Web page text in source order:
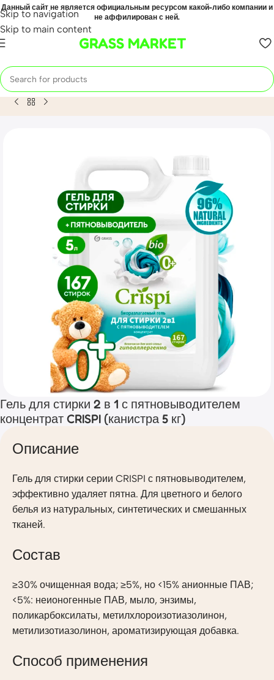
Skip to navigation
Skip to main content
Данный сайт не является официальным ресурсом какой-либо компании и
не аффилирован с ней.
GRASS MARKET
Home Mahsulot Гель для стирки 2 в 1 с
Гель для стирки 2 в 1 с пятновыводителем
концентрат CRISPI (канистра 5 кг)
Описание
Гель для стирки серии CRISPI с пятновыводителем,
эффективно удаляет пятна. Для цветного и белого
белья из натуральных, синтетических и смешанных
тканей.
Состав
≥30% очищенная вода; ≥5%, но <15% анионные ПАВ;
<5%: неионогенные ПАВ, мыло, энзимы,
поликарбоксилаты, метилхлороизотиазолинон,
метилизотиазолинон, ароматизирующая добавка.
Способ применения